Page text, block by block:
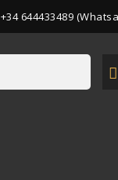
+34 644433489